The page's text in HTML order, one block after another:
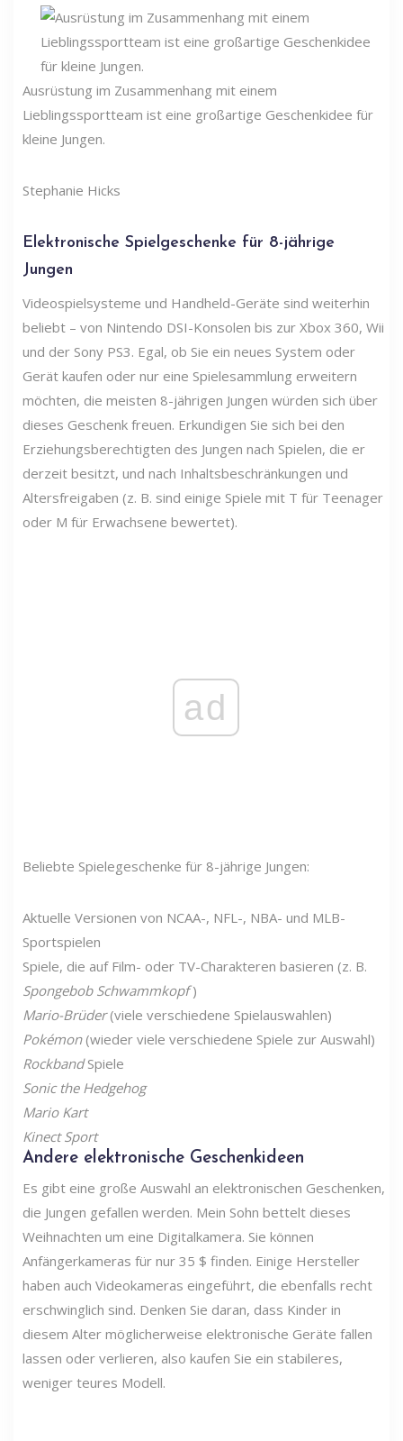
Ausrüstung im Zusammenhang mit einem
Lieblingssportteam ist eine großartige Geschenkidee für
kleine Jungen.
Stephanie Hicks
Elektronische Spielgeschenke für 8-jährige
Jungen
Videospielsysteme und Handheld-Geräte sind weiterhin
beliebt – von Nintendo DSI-Konsolen bis zur Xbox 360, Wii
und der Sony PS3. Egal, ob Sie ein neues System oder
Gerät kaufen oder nur eine Spielesammlung erweitern
möchten, die meisten 8-jährigen Jungen würden sich über
dieses Geschenk freuen. Erkundigen Sie sich bei den
Erziehungsberechtigten des Jungen nach Spielen, die er
derzeit besitzt, und nach Inhaltsbeschränkungen und
Altersfreigaben (z. B. sind einige Spiele mit T für Teenager
oder M für Erwachsene bewertet).
ad
Beliebte Spielegeschenke für 8-jährige Jungen:
Aktuelle Versionen von NCAA-, NFL-, NBA- und MLB-
Sportspielen
Spiele, die auf Film- oder TV-Charakteren basieren (z. B.
Spongebob Schwammkopf)
Mario-Brüder(viele verschiedene Spielauswahlen)
Pokémon(wieder viele verschiedene Spiele zur Auswahl)
RockbandSpiele
Sonic the Hedgehog
Mario Kart
Kinect Sport
Andere elektronische Geschenkideen
Es gibt eine große Auswahl an elektronischen Geschenken,
die Jungen gefallen werden. Mein Sohn bettelt dieses
Weihnachten um eine Digitalkamera. Sie können
Anfängerkameras für nur 35 $ finden. Einige Hersteller
haben auch Videokameras eingeführt, die ebenfalls recht
erschwinglich sind. Denken Sie daran, dass Kinder in
diesem Alter möglicherweise elektronische Geräte fallen
lassen oder verlieren, also kaufen Sie ein stabileres,
weniger teures Modell.